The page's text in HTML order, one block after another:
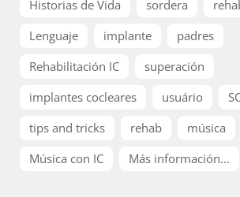
Historias de Vida
sordera
Lenguaje
implante
padres
Rehabilitación IC
superación
implantes cocleares
usuário
tips and tricks
rehab música
Música con IC
Más información...